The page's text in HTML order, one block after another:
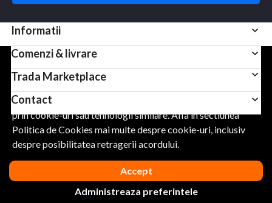
Informatii
Comenzi & livrare
Trada Marketplace
Contact
URMARESTE-NE
Pentru scopuri precum afisarea de continut personalizat,
folosim module cookie sau tehnologii similare. Apasand
Accept, esti de acord sa permiti colectarea de informatii
prin cookie-uri sau tehnologii similare. Afla in sectiunea
Politica de Cookies mai multe despre cookie-uri, inclusiv
despre posibilitatea retragerii acordului.
Accept
Administreaza preferintele